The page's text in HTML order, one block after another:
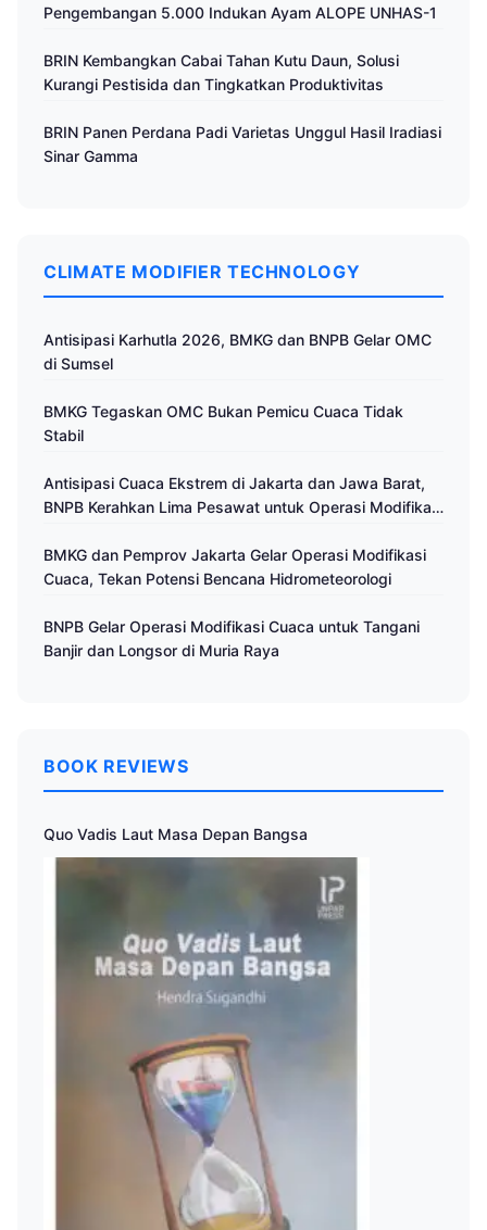
Pengembangan 5.000 Indukan Ayam ALOPE UNHAS-1
BRIN Kembangkan Cabai Tahan Kutu Daun, Solusi
Kurangi Pestisida dan Tingkatkan Produktivitas
BRIN Panen Perdana Padi Varietas Unggul Hasil Iradiasi
Sinar Gamma
CLIMATE MODIFIER TECHNOLOGY
Antisipasi Karhutla 2026, BMKG dan BNPB Gelar OMC
di Sumsel
BMKG Tegaskan OMC Bukan Pemicu Cuaca Tidak
Stabil
Antisipasi Cuaca Ekstrem di Jakarta dan Jawa Barat,
BNPB Kerahkan Lima Pesawat untuk Operasi Modifikasi
BMKG dan Pemprov Jakarta Gelar Operasi Modifikasi
Cuaca, Tekan Potensi Bencana Hidrometeorologi
BNPB Gelar Operasi Modifikasi Cuaca untuk Tangani
Banjir dan Longsor di Muria Raya
BOOK REVIEWS
Quo Vadis Laut Masa Depan Bangsa